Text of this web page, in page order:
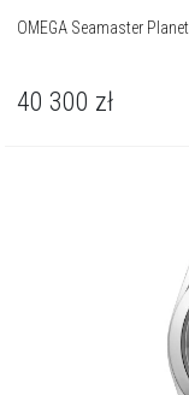
OMEGA Seamaster
40 300 zł